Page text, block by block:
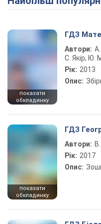
показати
обкладинку
ГДЗ
Автори:
С. Якір, Ю.
Рік: 2013
Опис:
показати
обкладинку
ГДЗ
Автори:
Рік: 2017
Опис: